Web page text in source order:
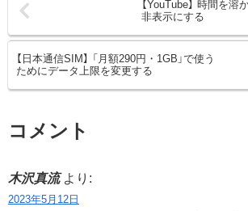
【YouTube】 時間を溶
非表示にする
【日本通信SIM】 「月額290円・1GB」で使う
ためにデータ上限を変更する
コメント
木沢真流 より:
2023年5月12日